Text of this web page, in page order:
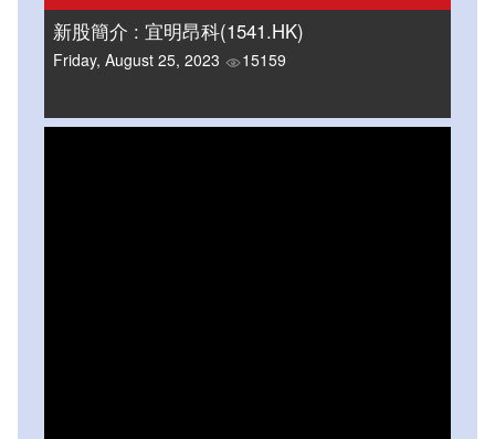
新股簡介 : 宜明昂科(1541.HK)
Friday, August 25, 2023 15159